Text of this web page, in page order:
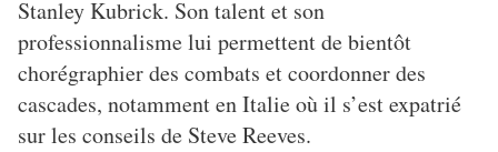
Stanley Kubrick. Son talent et son
professionnalisme lui permettent de bientôt
chorégraphier des combats et coordonner des
cascades, notamment en Italie où il s’est expatrié
sur les conseils de Steve Reeves.